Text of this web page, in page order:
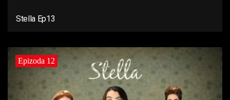
Stella Ep13
Epizoda 12